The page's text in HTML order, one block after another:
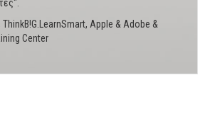
Apple & Adobe &
Center